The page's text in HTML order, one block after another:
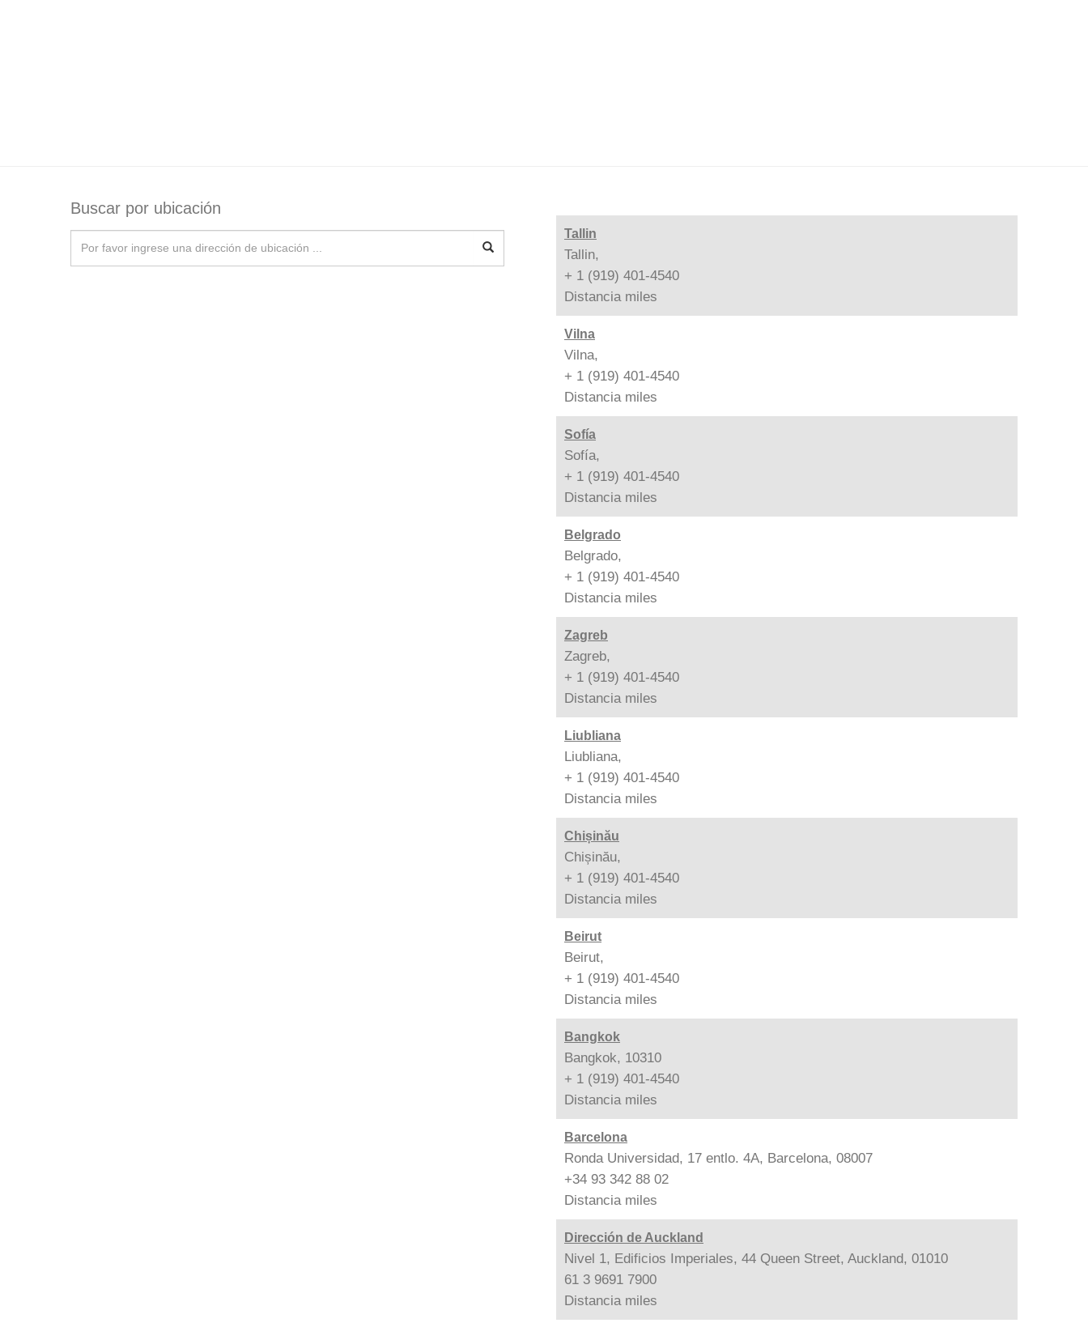
Buscar por ubicación
Tallin
Tallin,
+ 1 (919) 401-4540
Distancia miles
Vilna
Vilna,
+ 1 (919) 401-4540
Distancia miles
Sofía
Sofía,
+ 1 (919) 401-4540
Distancia miles
Belgrado
Belgrado,
+ 1 (919) 401-4540
Distancia miles
Zagreb
Zagreb,
+ 1 (919) 401-4540
Distancia miles
Liubliana
Liubliana,
+ 1 (919) 401-4540
Distancia miles
Chișinău
Chișinău,
+ 1 (919) 401-4540
Distancia miles
Beirut
Beirut,
+ 1 (919) 401-4540
Distancia miles
Bangkok
Bangkok, 10310
+ 1 (919) 401-4540
Distancia miles
Barcelona
Ronda Universidad, 17 entlo. 4A, Barcelona, 08007
+34 93 342 88 02
Distancia miles
Dirección de Auckland
Nivel 1, Edificios Imperiales, 44 Queen Street, Auckland, 01010
61 3 9691 7900
Distancia miles